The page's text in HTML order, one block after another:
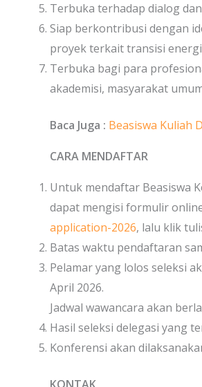
Terbuka terhadap dialog
Siap berkontribusi dengan
proyek terkait transisi
Terbuka bagi para
akademisi, masyarakat
Baca Juga : Beasiswa Kuliah
CARA MENDAFTAR
Untuk mendaftar Beasiswa
dapat mengisi formulir
application-2026, lalu klik
Batas waktu pendaftaran
Pelamar yang lolos seleksi
April 2026.
Jadwal wawancara akan
Hasil seleksi delegasi yang
Konferensi akan